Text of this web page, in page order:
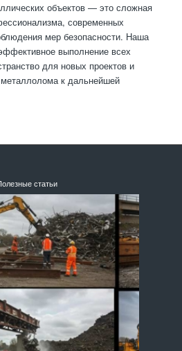
объектов — это сложная
современных
мер безопасности. Наша
выполнение всех
для новых проектов и
металлолома к дальнейшей
статьи